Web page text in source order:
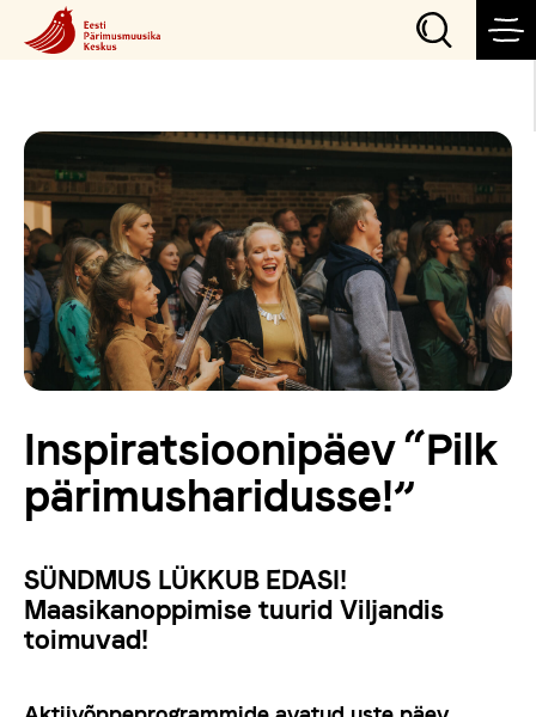
Sündmused
Teeme
Külasta
Õpi
Korralda
Meist
Inspiratsioonipäev “Pilk
pärimusharidusse!”
SÜNDMUS LÜKKUB EDASI!
Maasikanoppimise tuurid Viljandis
toimuvad!